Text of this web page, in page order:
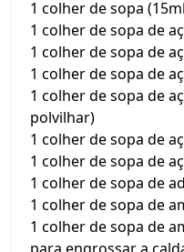
1 colher de sopa
1 colher de sopa de
1 colher de sopa de
1 colher de sopa de
1 colher de sopa de
polvilhar)
1 colher de sopa de
1 colher de sopa de
1 colher de sopa de
1 colher de sopa de
1 colher de sopa de